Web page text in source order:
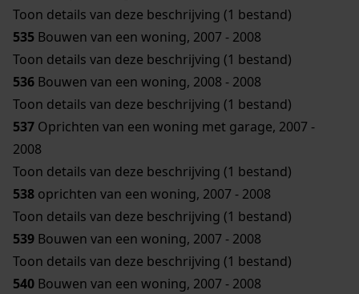
Toon details van deze beschrijving (1 bestand)
535 Bouwen van een woning, 2007 - 2008
Toon details van deze beschrijving (1 bestand)
536 Bouwen van een woning, 2008 - 2008
Toon details van deze beschrijving (1 bestand)
537 Oprichten van een woning met garage, 2007 -
2008
Toon details van deze beschrijving (1 bestand)
538 oprichten van een woning, 2007 - 2008
Toon details van deze beschrijving (1 bestand)
539 Bouwen van een woning, 2007 - 2008
Toon details van deze beschrijving (1 bestand)
540 Bouwen van een woning, 2007 - 2008